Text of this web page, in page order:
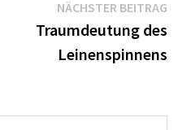
NÄCHSTER BEITRAG
Traumdeutung des
Leinenspinnens